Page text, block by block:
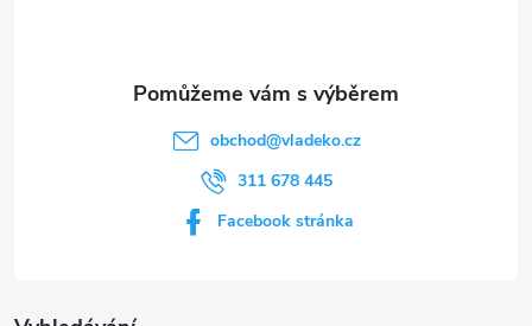
obchod@vladeko.cz
311 678 445
Facebook stránka